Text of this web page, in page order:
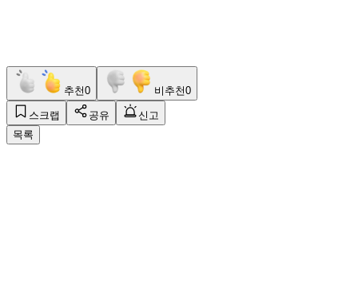
추천0 비추천0
스크랩 공유
신고
목록